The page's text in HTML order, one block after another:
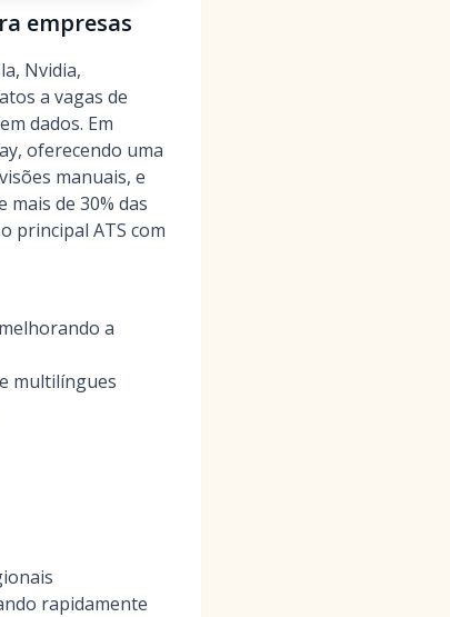
empresas
Nvidia,
a vagas de
dados. Em
oferecendo uma
manuais, e
mais de 30% das
principal ATS com
a
multilíngues
rapidamente